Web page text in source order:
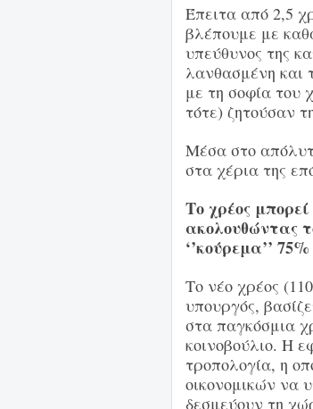
Έπειτα από 2,5
βλέπουμε με
υπεύθυνος της
λανθασμένη και
με τη σοφία του
τότε) ζητούσαν
Μέσα στο
στα χέρια της
Το χρέος
ακολουθώντας
‘’κούρεμα’’ 75%
Το νέο χρέος
υπουργός,
στα παγκόσμια
κοινοβούλιο. Η
τροπολογία, η
οικονομικών να
δεσμεύουν τη